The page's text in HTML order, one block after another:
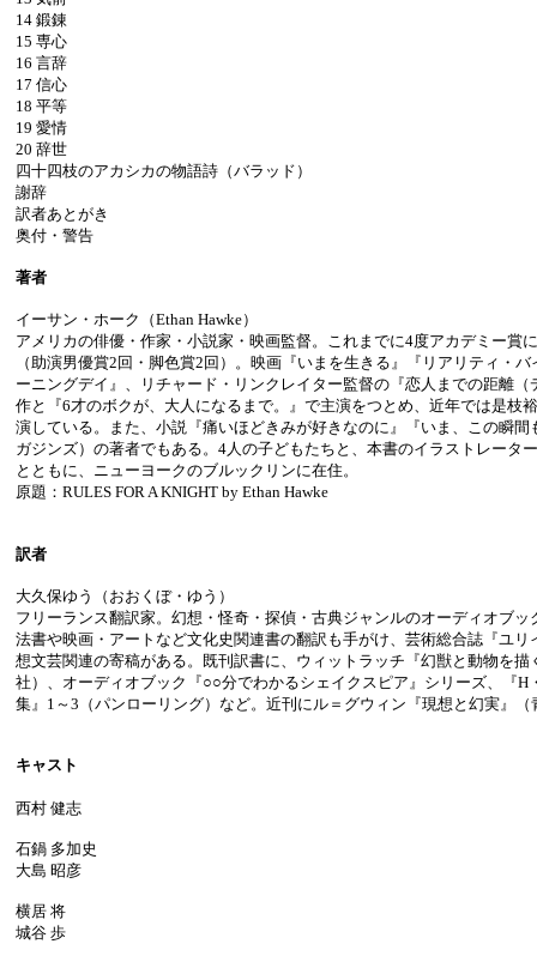
14 鍛錬
15 専心
16 言辞
17 信心
18 平等
19 愛情
20 辞世
四十四枝のアカシカの物語詩（バラッド）
謝辞
訳者あとがき
奥付・警告
著者
イーサン・ホーク（Ethan Hawke）
アメリカの俳優・作家・小説家・映画監督。これまでに4度アカデミー賞
（助演男優賞2回・脚色賞2回）。映画『いまを生きる』『リアリティ・
ーニングデイ』、リチャード・リンクレイター監督の『恋人までの距離（
作と『6才のボクが、大人になるまで。』で主演をつとめ、近年では是枝
演している。また、小説『痛いほどきみが好きなのに』『いま、この瞬間
ガジンズ）の著者でもある。4人の子どもたちと、本書のイラストレータ
とともに、ニューヨークのブルックリンに在住。
原題：RULES FOR A KNIGHT by Ethan Hawke
訳者
大久保ゆう（おおくぼ・ゆう）
フリーランス翻訳家。幻想・怪奇・探偵・古典ジャンルのオーディオブッ
法書や映画・アートなど文化史関連書の翻訳も手がけ、芸術総合誌『ユリ
想文芸関連の寄稿がある。既刊訳書に、ウィットラッチ『幻獣と動物を描
社）、オーディオブック『○○分でわかるシェイクスピア』シリーズ、『H
集』1～3（パンローリング）など。近刊にル＝グウィン『現想と幻実』（
キャスト
西村 健志
石鍋 多加史
大島 昭彦
横居 将
城谷 歩